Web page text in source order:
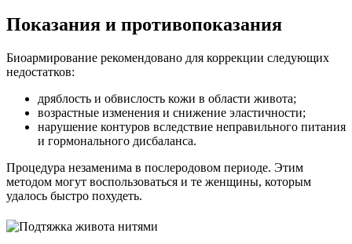
Показания и противопоказания
Биоармирование рекомендовано для коррекции следующих
недостатков:
дряблость и обвислость кожи в области живота;
возрастные изменения и снижение эластичности;
нарушение контуров вследствие неправильного питания
и гормонального дисбаланса.
Процедура незаменима в послеродовом периоде. Этим
методом могут воспользоваться и те женщины, которым
удалось быстро похудеть.